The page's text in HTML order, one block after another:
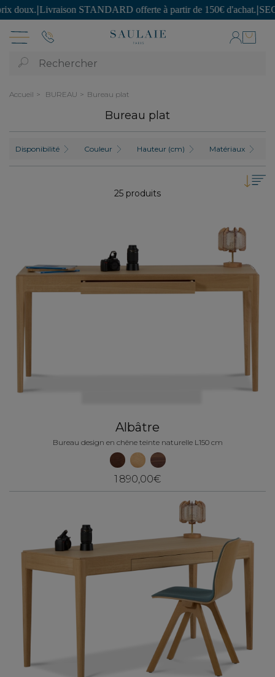
offerte à partir de 150€ d'achat.| SECONDE VIE : des
Rechercher
Accueil BUREAU Bureau plat
Bureau plat
Disponibilité Couleur Hauteur (cm) Matériaux
25 produits
Albâtre
Bureau design en chêne teinte naturelle L150 cm
1 890,00€